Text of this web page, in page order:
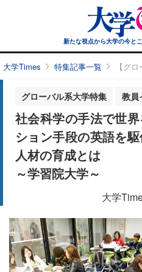
新たな視点から大学の今と
大学Times 特集記事一覧 【グ
グローバル系大学特集 教員
社会科学の手法で世
ション手段の英語を
人材の育成とは
～学習院大学～
大学